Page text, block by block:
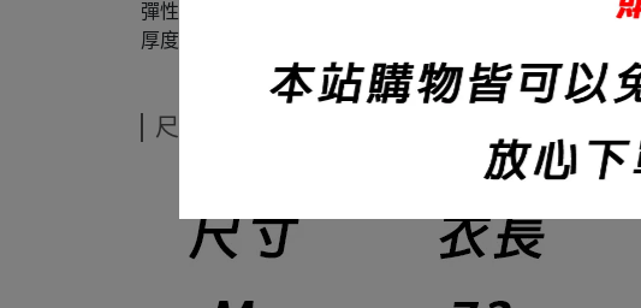
彈性：微
厚度：320碼重
尺寸說明